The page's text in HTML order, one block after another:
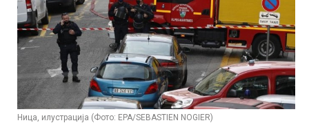
Ница, илустрација (Фото: EPA/SEBASTIEN NOGIER)